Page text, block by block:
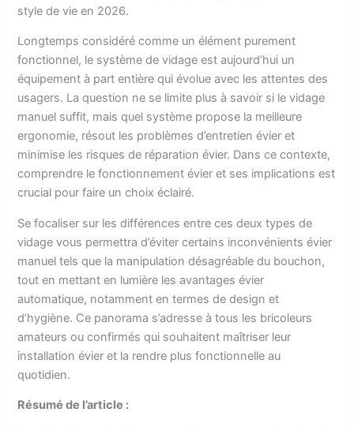
style de vie en 2026.
Longtemps considéré comme un élément purement
fonctionnel, le système de vidage est aujourd’hui un
équipement à part entière qui évolue avec les attentes des
usagers. La question ne se limite plus à savoir si le vidage
manuel suffit, mais quel système propose la meilleure
ergonomie, résout les problèmes d’entretien évier et
minimise les risques de réparation évier. Dans ce contexte,
comprendre le fonctionnement évier et ses implications est
crucial pour faire un choix éclairé.
Se focaliser sur les différences entre ces deux types de
vidage vous permettra d’éviter certains inconvénients évier
manuel tels que la manipulation désagréable du bouchon,
tout en mettant en lumière les avantages évier
automatique, notamment en termes de design et
d’hygiène. Ce panorama s’adresse à tous les bricoleurs
amateurs ou confirmés qui souhaitent maîtriser leur
installation évier et la rendre plus fonctionnelle au
quotidien.
Résumé de l’article :